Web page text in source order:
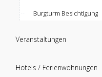
Burgturm Besichtigung
Veranstaltungen
Hotels / Ferienwohnungen